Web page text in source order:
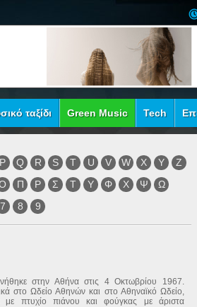
ταξίδι Green Music Tech
P Q R S T U V W X Y
Z
Π Ρ Σ Τ Υ Φ Χ Ψ
Ω
7 8 9
στην Αθήνα στις 4 Οκτωβρίου 1967.
στο Ωδείο Αθηνών και στο Αθηναϊκό Ωδείο,
πτυχίο πιάνου και φούγκας με άριστα